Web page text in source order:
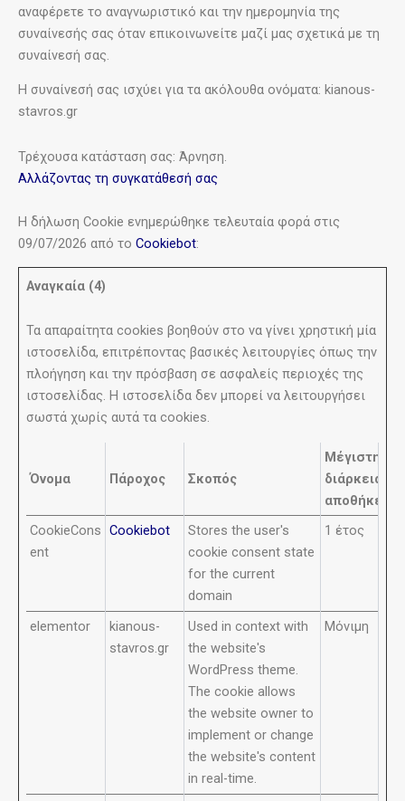
αναφέρετε το αναγνωριστικό και την ημερομηνία της
συναίνεσής σας όταν επικοινωνείτε μαζί μας σχετικά με τη
συναίνεσή σας.
Η συναίνεσή σας ισχύει για τα ακόλουθα ονόματα: kianous-
stavros.gr
Τρέχουσα κατάσταση σας: Άρνηση.
Αλλάζοντας τη συγκατάθεσή σας
Η δήλωση Cookie ενημερώθηκε τελευταία φορά στις
09/07/2026 από το Cookiebot:
Αναγκαία (4)
Τα απαραίτητα cookies βοηθούν στο να γίνει χρηστική μία
ιστοσελίδα, επιτρέποντας βασικές λειτουργίες όπως την
πλοήγηση και την πρόσβαση σε ασφαλείς περιοχές της
ιστοσελίδας. Η ιστοσελίδα δεν μπορεί να λειτουργήσει
σωστά χωρίς αυτά τα cookies.
Όνομα Πάροχος Σκοπός
Μέγιστη
διάρκεια
CookieCons
ent
Cookiebot
Stores the user's
cookie consent state
for the current
domain
1 έτος
elementor
kianous-
stavros.gr
Used in context with
the website's
WordPress theme.
The cookie allows
the website owner to
implement or change
the website's content
in real-time.
Μόνιμη